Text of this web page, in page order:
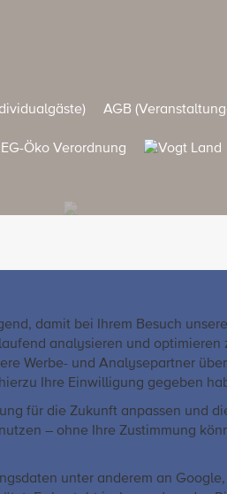
AGB
damit bei Ihrem Besuch
analysieren und optimieren
Werbe- und Analysepartner
Ihre Einwilligung gegeben
für die Zukunft anpassen und
– ohne Ihre Zustimmung
unter anderem an